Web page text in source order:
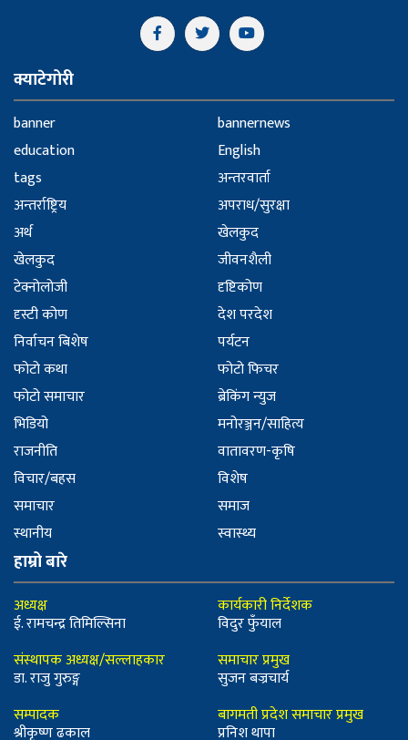
क्याटेगोरी
banner
bannernews
education
English
tags
अन्तरवार्ता
अन्तर्राष्ट्रिय
अपराध/सुरक्षा
अर्थ
खेलकुद
खेलकुद
जीवनशैली
टेक्नोलोजी
दृष्टिकोण
दृस्टी कोण
देश परदेश
निर्वाचन बिशेष
पर्यटन
फोटो कथा
फोटो फिचर
फोटो समाचार
ब्रेकिंग न्युज
भिडियो
मनोरञ्जन/साहित्य
राजनीति
वातावरण-कृषि
विचार/बहस
विशेष
समाचार
समाज
स्थानीय
स्वास्थ्य
हाम्रो बारे
अध्यक्ष
ई. रामचन्द्र तिमिल्सिना
संस्थापक अध्यक्ष/सल्लाहकार
डा. राजु गुरुङ्ग
सम्पादक
श्रीकृष्ण ढकाल
कार्यकारी निर्देशक
विदुर फुँयाल
समाचार प्रमुख
सुजन बज्रचार्य
बागमती प्रदेश समाचार प्रमुख
प्रनिश थापा